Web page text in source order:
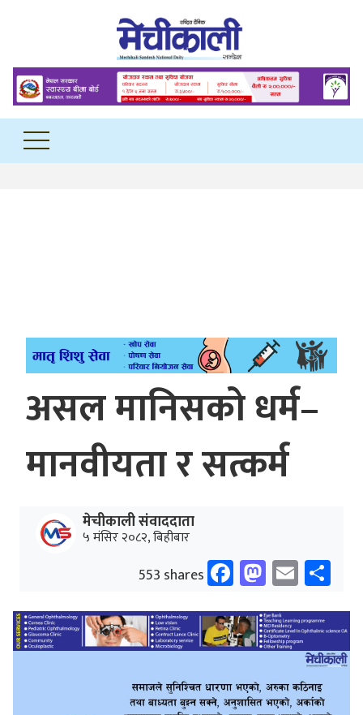
असल मानिसको धर्म–
मानवीयता र सत्कर्म
मेचीकाली संवाददाता
५ मंसिर २०८२, बिहीबार
553 shares Facebook
Email